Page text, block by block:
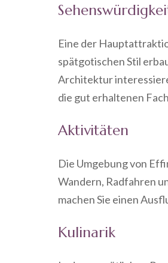
Eine der
spätgotischen Stil
Architektur
die gut erhaltenen
Aktivitäten
Die Umgebung von
Wandern, Radfahren
machen Sie einen
Kulinarik